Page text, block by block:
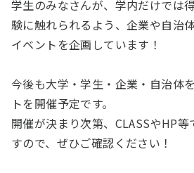
学生のみなさんが、学内だけでは
験に触れられるよう、企業や自治
イベントを企画しています！
今後も大学・学生・企業・自治体
トを開催予定です。
開催が決まり次第、CLASSやHP
すので、ぜひご確認ください！